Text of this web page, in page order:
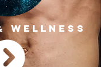
WELLNESS